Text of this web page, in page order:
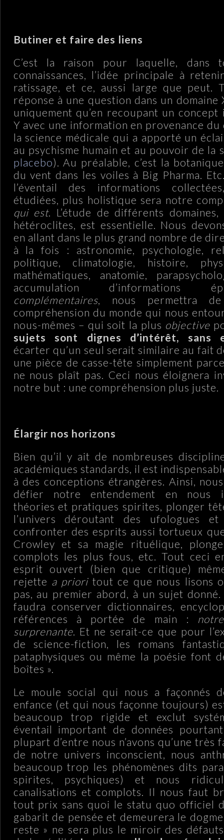
Butiner et faire des liens
C’est la raison pour laquelle, dans
connaissances, l’idée principale à
ratissage, et ce, aussi large que peut.
réponse à une question dans un domaine
uniquement qu’en recoupant un concept
Y avec une information en provenance du
la science médicale qui a apporté un
au psychisme humain et au pouvoir de la
placebo). Au préalable, c’est la
du vent dans les voiles à Big Pharma.
l’éventail des informations
étudiées, plus holistique sera notre
qui est. L’étude de différents
hétéroclites, est essentielle. Nous
en allant dans le plus grand nombre de
à la fois : astronomie, psychologie,
politique, climatologie, histoire,
mathématiques, anatomie,
accumulation d’informations
complémentaires, nous permettra
compréhension du monde qui nous
nous-mêmes – qui soit la plus objective
sujets sont dignes d’intérêt, sans
écarter qu’un seul serait similaire au fait
une pièce de casse-tête simplement
ne nous plaît pas. Ceci nous éloignera
notre but : une compréhension plus juste.
Élargir nos horizons
Bien qu’il y ait de nombreuses
académiques standards, il est
à des conceptions étrangères. Ainsi,
défier notre entendement en nous
théories et pratiques spirites, plonger
l’univers déroutant des ufologues et
confronter des esprits aussi tortueux
Crowley et sa magie rituélique,
complots les plus fous, etc. Tout ceci
esprit ouvert (bien que critique)
rejette a prioritout ce que nous lisons
pas, au premier abord, à un sujet
faudra conserver dictionnaires,
références à portée de main :
surprenante. Et ne serait-ce que pour
de science-fiction, les romans
pataphysiques ou même la poésie font
boîtes ».
Le moule social qui nous a façonnés
enfance (et qui nous façonne toujours)
beaucoup trop rigide et exclut
éventail important de données
plupart d’entre nous n’avons qu’une très
de notre univers inconscient, nous
beaucoup trop les phénomènes dits
spirites, psychiques) et nous
canalisations et complots. Il nous faut
tout prix sans quoi le statu quo officiel
gabarit de pensée et demeurera le
reste » ne sera plus le miroir des